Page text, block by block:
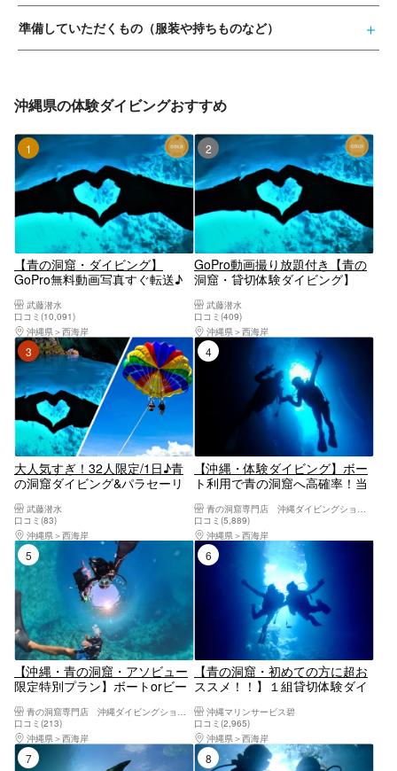
準備していただくもの（服装や持ちものなど）
沖縄県の体験ダイビングおすすめ
【青の洞窟・ダイビング】
GoPro無料動画写真すぐ転送♪
☆当日予約・初心者大歓迎☆1
グループガイド貸切♪レビュー
高評価多数店♪沖縄本島恩納村
貸切ビーチ体験ダイビング
武藤潜水
口コミ(10,091)
沖縄県
西海岸
2位
GoPro動画撮り放題付き【青の
洞窟・貸切体験ダイビング】
ル・サンダルレンタル☆当日予
約・初心者大歓迎☆1グループ
ガイド貸切♪レビュー高評価多
数店♪
武藤潜水
口コミ(409)
沖縄県
西海岸
3位
大人気すぎ！32人限定/1日♪青
の洞窟ダイビング&パラセーリ
♪GoPro無料写真動画すぐスマ
ホ♪無料タオル餌あげ♪当日予約
初心者大歓迎☆1グループガイ
ド貸切♪レビュー高評価多数
武藤潜水
口コミ(83)
沖縄県
西海岸
【沖縄・体験ダイビング】ボー
ト利用で青の洞窟へ高確率！当
切初心者安心・GoPro撮影無料
｜恩納村／ダイソン・ReFaドラ
イヤー完備の快適施設｜手ぶら
でOK
口コミ(5,889)
沖縄県
西海岸
【沖縄・青の洞窟・アソビュー
限定特別プラン】ボートorビー
へプライベート体験ダイビン
グ！フルフェイスマスク選択無
料・insta360無料レンタル
青の洞窟専門店 沖縄ダイビングショップ和
口コミ(213)
沖縄県
西海岸
【青の洞窟・初めての方に超お
ススメ！！】１組貸切体験ダイ
フ在籍／無料！GOPRO写真撮
影！／手ぶらでOK／当日予約・
初心者、泳げない方大歓迎！☆
シャワー、ドライヤー完備
沖縄マリンサービス碧
口コミ(2,965)
沖縄県
西海岸
7位 8位